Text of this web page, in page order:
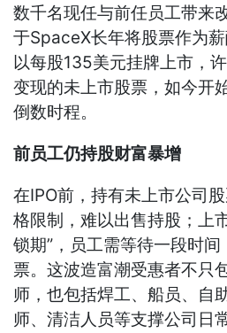
数千名现任与前任员工带来
于SpaceX长年将股票作为
以每股135美元挂牌上市，
变现的未上市股票，如今开
倒数时程。
前员工仍持股财富暴增
在IPO前，持有未上市公司
格限制，难以出售持股；上
锁期”，员工需等待一段时
票。这波造富潮受惠者不只
师，也包括焊工、船员、自
师、清洁人员等支撑公司日